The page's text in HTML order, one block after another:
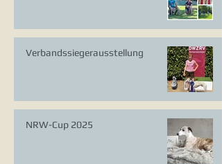
Verbandssiegerausstellung
NRW-Cup 2025